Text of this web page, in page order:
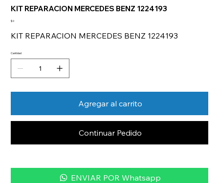
KIT REPARACION MERCEDES BENZ 1224193
Precio
$ 0
KIT REPARACION MERCEDES BENZ 1224193
Cantidad
Agregar al carrito
Continuar Pedido
ENVIAR POR Whatsapp